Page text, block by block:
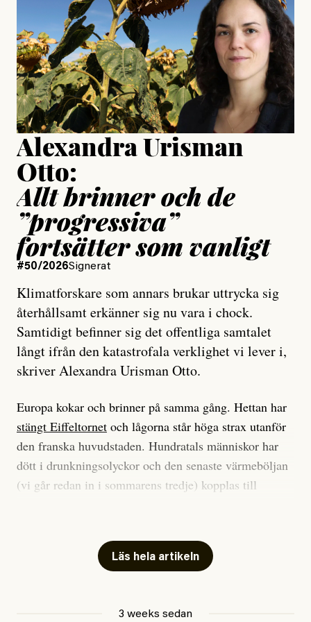
Publicerad24 July, 2026
Jesper Lundby
Publicerad15 July, 2026
Uppdaterad15 July, 2026
Alexandra Urisman
Otto:
Allt brinner och de
”progressiva”
fortsätter som vanligt
#50/2026Signerat
Klimatforskare som annars brukar uttrycka sig
återhållsamt erkänner sig nu vara i chock.
Samtidigt befinner sig det offentliga samtalet
långt ifrån den katastrofala verklighet vi lever i,
skriver Alexandra Urisman Otto.
Europa kokar och brinner på samma gång. Hettan har
stängt Eiffeltornet och lågorna står höga strax utanför
den franska huvudstaden. Hundratals människor har
dött i drunkningsolyckor och den senaste värmeböljan
(vi går redan in i sommarens tredje) kopplas till
Har du också panik i hettan? Känns det som en
mardröm? Bra, allt annat vore fullständigt orimligt.
att han brukar vara ganska återhållsam när han
Läs hela artikeln
3 weeks sedan